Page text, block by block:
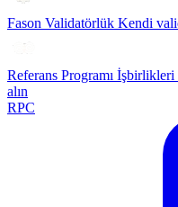
Fason Validatörlük Kendi
Referans Programı İşbirlikleri
alın
RPC